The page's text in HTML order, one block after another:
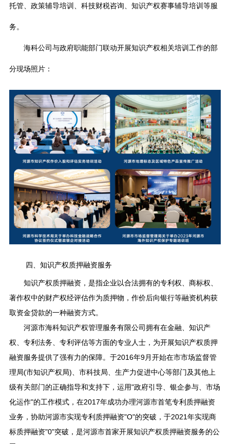
托管、政策辅导培训、科技财税咨询、知识产权赛事辅导培训等服
务。
海科公司与政府职能部门联动开展知识产权相关培训工作的部
分现场照片：
四、知识产权质押融资服务
知识产权质押融资，是指企业以合法拥有的专利权、商标权、
著作权中的财产权经评估作为质押物，作价后向银行等融资机构获
取资金贷款的一种融资方式。
河源市海科知识产权管理服务有限公司拥有在金融、知识产
权、专利法务、专利评估等方面的专业人士，为开展知识产权质押
融资服务提供了强有力的保障。于2016年9月开始在市市场监督管
理局(市知识产权局)、市科技局、生产力促进中心等部门及其他上
级有关部门的正确指导和支持下，运用"政府引导、银企参与、市场
化运作"的工作模式，在2017年成功办理河源市首笔专利质押融资
业务，协助河源市实现专利质押融资"O"的突破，于2021年实现商
标质押融资"0"突破，是河源市首家开展知识产权质押融资服务的公